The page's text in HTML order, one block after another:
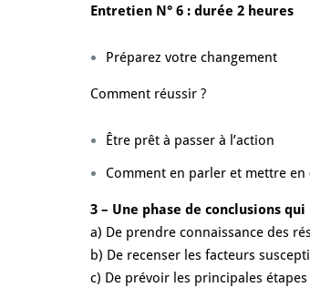
Entretien N° 6 : durée 2 heures
Préparez votre changement
Comment réussir ?
Être prêt à passer à l’action
Comment en parler et mettre
3 – Une phase de conclusions
a) De prendre connaissance des
b) De recenser les facteurs
c) De prévoir les principales